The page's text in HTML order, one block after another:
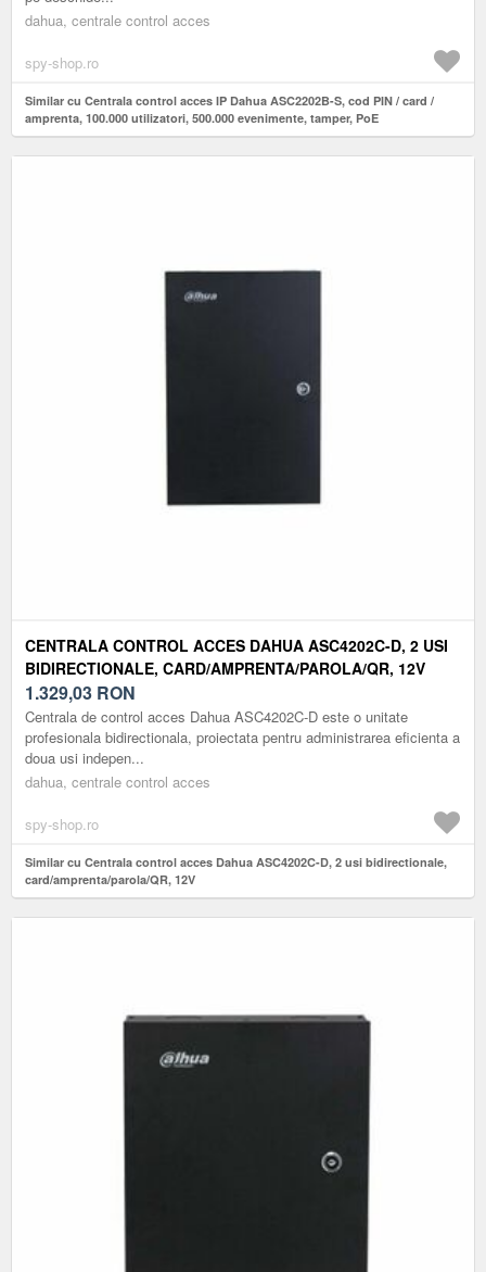
dahua, centrale control acces
spy-shop.ro
Similar cu Centrala control acces IP Dahua ASC2202B-S, cod PIN / card /
amprenta, 100.000 utilizatori, 500.000 evenimente, tamper, PoE
CENTRALA CONTROL ACCES DAHUA ASC4202C-D, 2 USI
BIDIRECTIONALE, CARD/AMPRENTA/PAROLA/QR, 12V
1.329,03 RON
Centrala de control acces Dahua ASC4202C-D este o unitate
profesionala bidirectionala, proiectata pentru administrarea eficienta a
doua usi indepen...
dahua, centrale control acces
spy-shop.ro
Similar cu Centrala control acces Dahua ASC4202C-D, 2 usi bidirectionale,
card/amprenta/parola/QR, 12V